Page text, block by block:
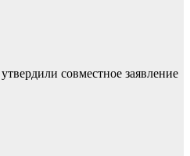
совместное заявление